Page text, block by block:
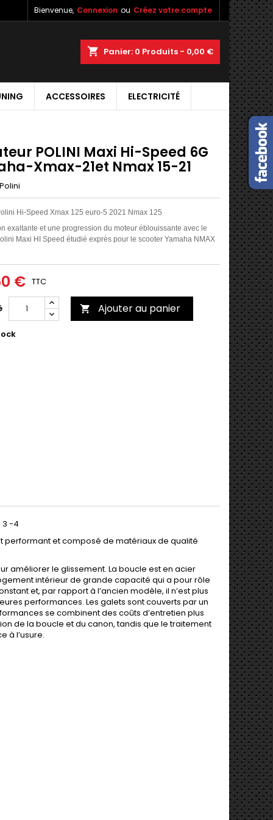
Bienvenue, Connexion ou Créez votre compte
shopping_cart Panier: 0 Produits - 0,00 €
ACCESSOIRES ELECTRICITÉ
POLINI Maxi Hi-Speed 6G
Xmax-21et Nmax 15-21
Polini
Hi-Speed Xmax 125 euro-5 2021 Nmax 125
exaltante et une progression du moteur éblouissante avec le
Maxi HI Speed étudié exprès pour le scooter Yamaha NMAX
€ TTC
 Ajouter au panier
3 -4
performant et composé de matériaux de qualité
améliorer le glissement. La boucle est en acier
intérieur de grande capacité qui a pour rôle
et, par rapport à l’ancien modèle, il n’est plus
performances. Les galets sont couverts par un
se combinent des coûts d’entretien plus
de la boucle et du canon, tandis que le traitement
à l’usure.